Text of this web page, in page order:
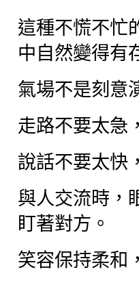
這種不慌不忙
中自然變得有
氣場不是刻意
走路不要太急
說話不要太快
與人交流時，
盯著對方。
笑容保持柔和